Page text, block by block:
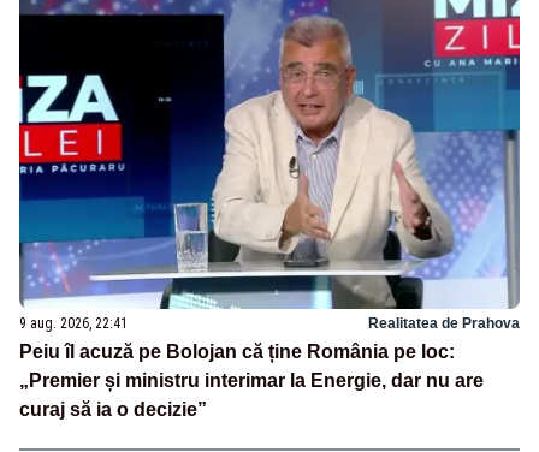
9 aug. 2026, 22:41 Realitatea de Prahova
Peiu îl acuză pe Bolojan că ține România pe loc:
„Premier și ministru interimar la Energie, dar nu are
curaj să ia o decizie”